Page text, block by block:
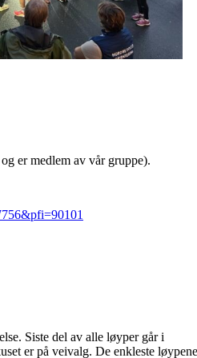
er medlem av vår gruppe).
Siste del av alle løyper går i
er på veivalg. De enkleste